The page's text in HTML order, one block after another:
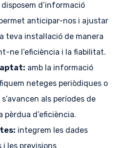
d’informació
anticipar-nos i ajustar
teva instal·lació de manera
ne l’eficiència i la fiabilitat.
amb la informació
neteges periòdiques o
als períodes de
pèrdua d’eficiència.
integrem les dades
i les previsions